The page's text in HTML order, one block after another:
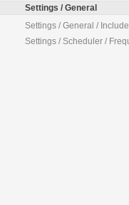
Settings / General
Settings / General /
Settings / Scheduler /